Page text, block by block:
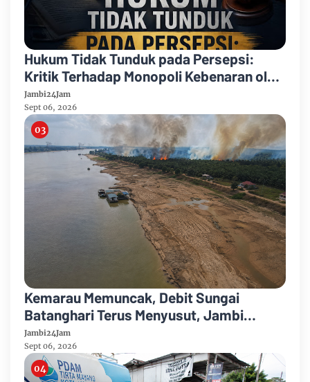
Hukum Tidak Tunduk pada Persepsi:
Kritik Terhadap Monopoli Kebenaran oleh
Media dan Aktivis
Jambi24Jam
Sept 06, 2026
Kemarau Memuncak, Debit Sungai
Batanghari Terus Menyusut, Jambi
Hadapi Ancaman Krisis Air Bersih dan
Karhutla
Jambi24Jam
Sept 06, 2026